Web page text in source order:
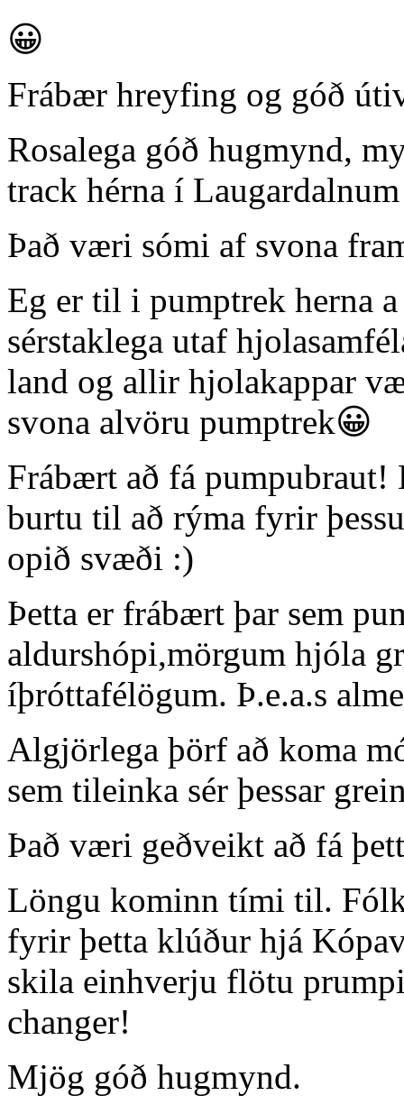
😀
Frábær hreyfing og góð
Rosalega góð hugmynd,
track hérna í Laugardalnum
Það væri sómi af svona
Eg er til i pumptrek herna
sérstaklega utaf
land og allir hjolakappar
svona alvöru pumptrek😀
Frábært að fá pumpubraut!
burtu til að rýma fyrir
opið svæði :)
Þetta er frábært þar sem
aldurshópi,mörgum hjóla
íþróttafélögum. Þ.e.a.s
Algjörlega þörf að koma
sem tileinka sér þessar
Það væri geðveikt að fá
Löngu kominn tími til.
fyrir þetta klúður hjá
skila einhverju flötu
changer!
Mjög góð hugmynd.